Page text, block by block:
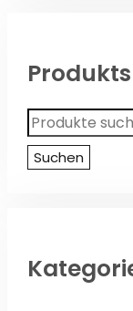
Suchen
nach:
Suchen